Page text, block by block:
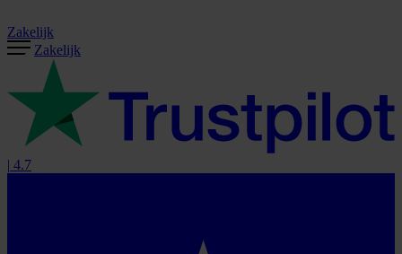
Zakelijk
Zakelijk
| 4.7